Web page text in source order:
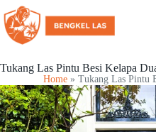
Tukang Las Pintu Besi Kelapa
Home» Tukang Las Pintu